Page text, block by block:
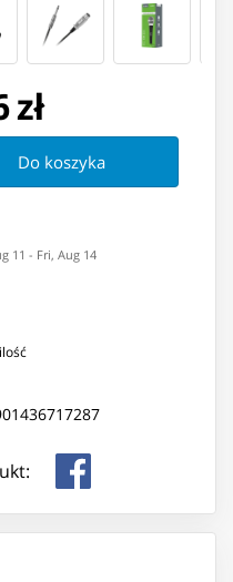
zł
Do koszyka
11 - Fri, Aug 14